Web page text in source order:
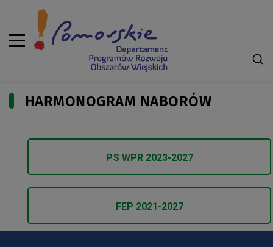
HARMONOGRAM NABORÓW
PS WPR 2023-2027
FEP 2021-2027